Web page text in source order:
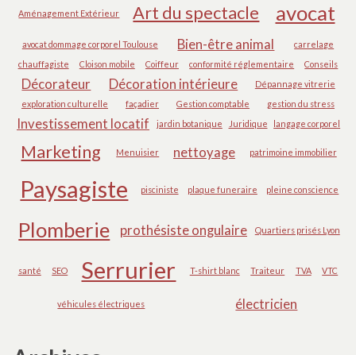
Aménagement Extérieur Art du spectacle avocat
avocat dommage corporel Toulouse Bien-être animal
carrelage
chauffagiste
Cloison mobile Coiffeur conformité réglementaire Conseils
Décorateur Décoration intérieure
Dépannage vitrerie
exploration culturelle
façadier Gestion comptable gestion du stress
Investissement locatif jardin botanique Juridique langage corporel
Marketing Menuisier nettoyage patrimoine immobilier
Paysagiste pisciniste plaque funeraire pleine conscience
Plomberie prothésiste ongulaire Quartiers prisés Lyon
santé SEO Serrurier T-shirt blanc Traiteur TVA VTC
véhicules électriques électricien